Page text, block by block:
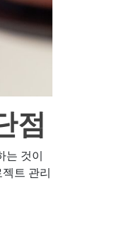
점
는 것이
트 관리